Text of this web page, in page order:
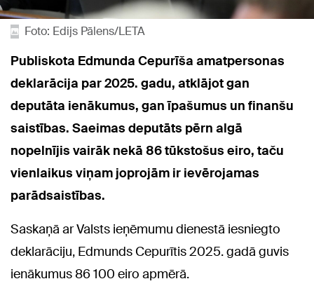
Foto: Edijs Pālens/LETA
Publiskota Edmunda Cepurīša amatpersonas
deklarācija par 2025. gadu, atklājot gan
deputāta ienākumus, gan īpašumus un finanšu
saistības. Saeimas deputāts pērn algā
nopelnījis vairāk nekā 86 tūkstošus eiro, taču
vienlaikus viņam joprojām ir ievērojamas
parādsaistības.
Saskaņā ar Valsts ieņēmumu dienestā iesniegto
deklarāciju, Edmunds Cepurītis 2025. gadā guvis
ienākumus 86 100 eiro apmērā.